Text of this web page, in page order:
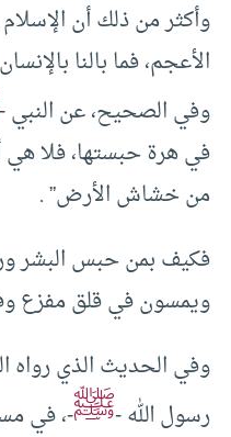
وأكثر من ذلك أن
الأعجم، فما بالنا
وفي الصحيح، عن النبي -
في هرة حبستها، فلا هي
من خشاش الأرض” .
فكيف بمن حبس البشر
ويمسون في قلق مفزع
وفي الحديث الذي رواه
رسول الله -ﷺ-، في